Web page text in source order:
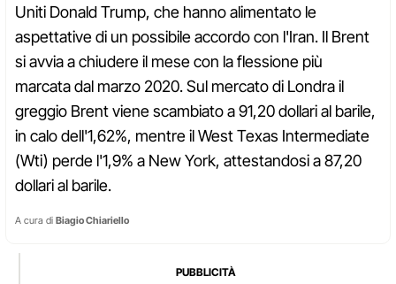
Uniti Donald Trump, che hanno alimentato le
aspettative di un possibile accordo con l'Iran. Il Brent
si avvia a chiudere il mese con la flessione più
marcata dal marzo 2020. Sul mercato di Londra il
greggio Brent viene scambiato a 91,20 dollari al barile,
in calo dell'1,62%, mentre il West Texas Intermediate
(Wti) perde l'1,9% a New York, attestandosi a 87,20
dollari al barile.
A cura di Biagio Chiariello